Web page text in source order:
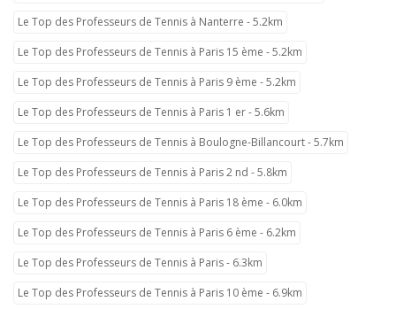
Le Top des Professeurs de Tennis à Nanterre - 5.2km
Le Top des Professeurs de Tennis à Paris 15 ème - 5.2km
Le Top des Professeurs de Tennis à Paris 9 ème - 5.2km
Le Top des Professeurs de Tennis à Paris 1 er - 5.6km
Le Top des Professeurs de Tennis à Boulogne-Billancourt - 5.7km
Le Top des Professeurs de Tennis à Paris 2 nd - 5.8km
Le Top des Professeurs de Tennis à Paris 18 ème - 6.0km
Le Top des Professeurs de Tennis à Paris 6 ème - 6.2km
Le Top des Professeurs de Tennis à Paris - 6.3km
Le Top des Professeurs de Tennis à Paris 10 ème - 6.9km